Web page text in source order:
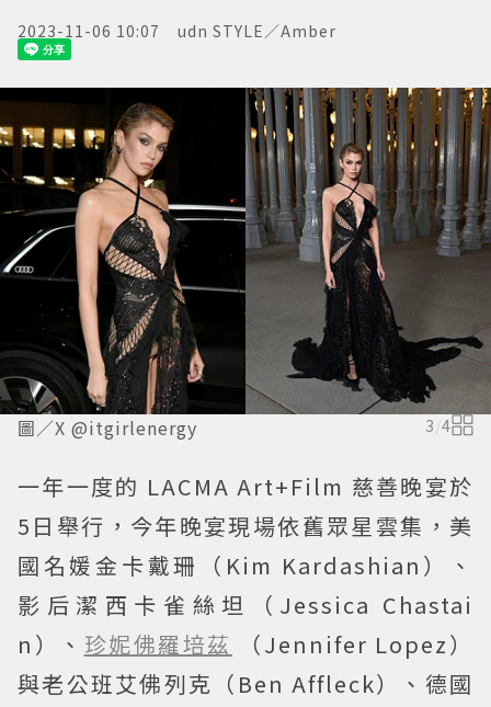
2023-11-06 10:07 udn STYLE／Amber
圖／X @itgirlenergy 3/4
一年一度的 LACMA Art+Film 慈善晚宴於
5日舉行，今年晚宴現場依舊眾星雲集，美
國名媛金卡戴珊（Kim Kardashian）、
影后潔西卡雀絲坦（Jessica Chastai
n）、 珍妮佛羅培茲
（Jennifer Lopez）
與老公班艾佛列克（Ben Affleck）、德國